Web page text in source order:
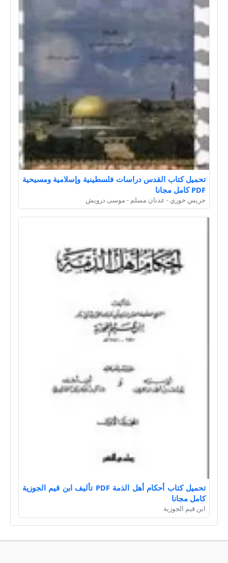
تحميل كتاب القدس دراسات فلسطينية وإسلامية ومسيحية
PDF كامل مجانا
جريس خوري - عدنان مسلم - موسى درويش
تحميل كتاب أحكام أهل الذمة PDF تأليف ابن قيم الجوزية
كامل مجانا
ابن قيم الجوزية